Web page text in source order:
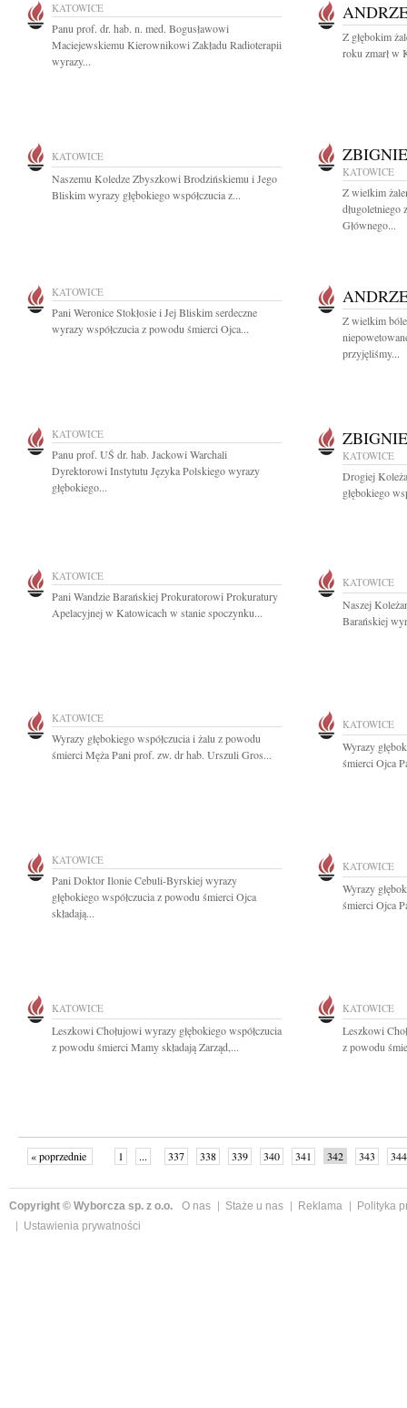
KATOWICE
Panu prof. dr. hab. n. med. Bogusławowi
Maciejewskiemu Kierownikowi Zakładu Radioterapii
wyrazy...
Z głębokim
roku zmarł w
KATOWICE
Naszemu Koledze Zbyszkowi Brodzińskiemu i Jego
Bliskim wyrazy głębokiego współczucia z...
KATOWICE
Z wielkim
długoletniego
Głównego...
KATOWICE
Pani Weronice Stokłosie i Jej Bliskim serdeczne
wyrazy współczucia z powodu śmierci Ojca...
Z wielkim
przyjęliśmy...
KATOWICE
Panu prof. UŚ dr. hab. Jackowi Warchali
Dyrektorowi Instytutu Języka Polskiego wyrazy
głębokiego...
KATOWICE
Drogiej
głębokiego
KATOWICE
Pani Wandzie Barańskiej Prokuratorowi Prokuratury
Apelacyjnej w Katowicach w stanie spoczynku...
KATOWICE
Naszej
Barańskiej
KATOWICE
Wyrazy głębokiego współczucia i żalu z powodu
śmierci Męża Pani prof. zw. dr hab. Urszuli Gros...
KATOWICE
Wyrazy
śmierci Ojca
KATOWICE
Pani Doktor Ilonie Cebuli-Byrskiej wyrazy
głębokiego współczucia z powodu śmierci Ojca
składają...
KATOWICE
Wyrazy
śmierci Ojca
KATOWICE
Leszkowi Chołujowi wyrazy głębokiego współczucia
z powodu śmierci Mamy składają Zarząd,...
KATOWICE
Leszkowi
z powodu
« poprzednie 1 ... 337 338 339 340 341 342 343
344
Copyright © Wyborcza sp. z o.o. O nas Staże u nas Reklama
Polityka
Ustawienia prywatności